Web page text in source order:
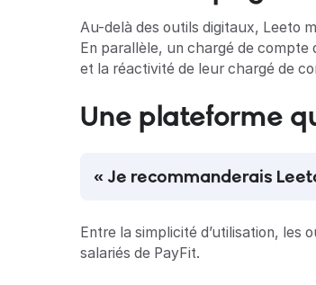
Au-delà des outils digitaux, Leeto
En parallèle, un chargé de compte
et la réactivité de leur chargé de
Une plateforme
« Je recommanderais
Entre la simplicité d’utilisation, les
salariés de PayFit.